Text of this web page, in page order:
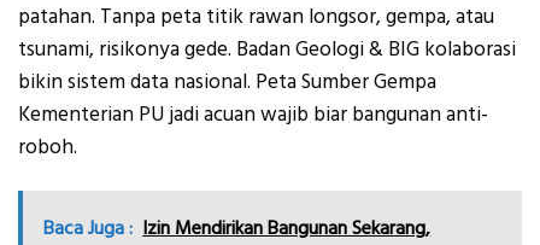
patahan. Tanpa peta titik rawan longsor, gempa, atau
tsunami, risikonya gede. Badan Geologi & BIG kolaborasi
bikin sistem data nasional. Peta Sumber Gempa
Kementerian PU jadi acuan wajib biar bangunan anti-
roboh.
Baca Juga : Izin Mendirikan Bangunan Sekarang,